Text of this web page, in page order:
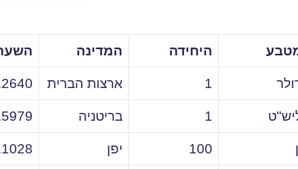
היחידה המדינה
1 ארצות הברית
1 בריטניה
100 יפן